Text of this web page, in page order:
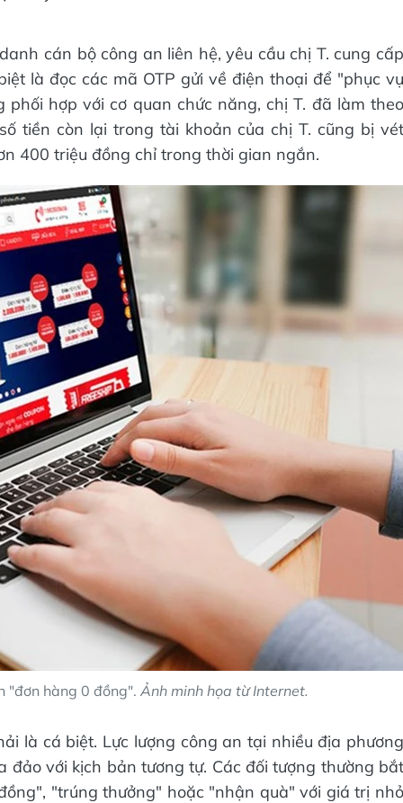
cán bộ công an liên hệ, yêu cầu chị T. cung cấp
là đọc các mã OTP gửi về điện thoại để "phục vụ
hợp với cơ quan chức năng, chị T. đã làm theo
tiền còn lại trong tài khoản của chị T. cũng bị vét
400 triệu đồng chỉ trong thời gian ngắn.
"đơn hàng 0 đồng". Ảnh minh họa từ Internet.
là cá biệt. Lực lượng công an tại nhiều địa phương
với kịch bản tương tự. Các đối tượng thường bắt
"trúng thưởng" hoặc "nhận quà" với giá trị nhỏ